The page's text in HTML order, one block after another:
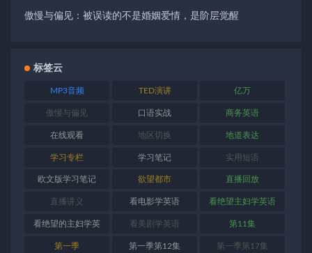
傲慢与偏见：被误读的不是婚姻爱情，是阶层觉醒
标签云
MP3音频 TED演讲 亿万
傲慢与偏见 口语实战 商务英语
在线观看 地区切换 地道表达
学习专栏 学习笔记 实用短语
欧文版学习笔记 欲望都市 直播回放
直播讲义 看电影学英语 看绝望主妇学英语
看绝望的主妇学英
语
看美剧学英语 第11集
第一季 第一季第12集 第一季第17集